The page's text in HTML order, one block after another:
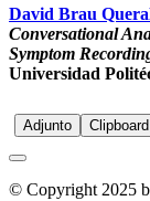
David Brau
Conversational
Symptom
Universidad
Adjunto Clipboard
© Copyright 2025